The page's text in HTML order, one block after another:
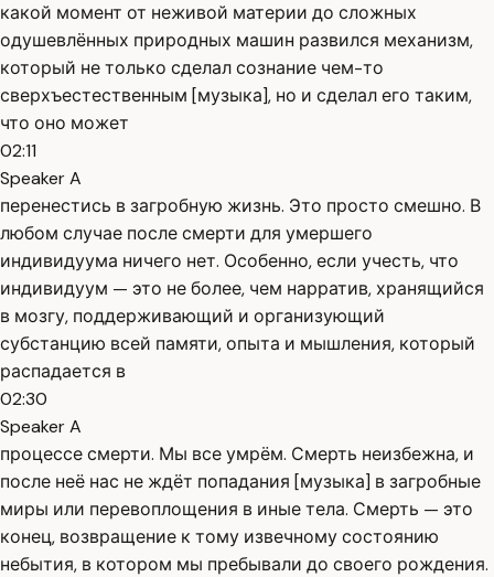
какой момент от неживой материи до сложных
одушевлённых природных машин развился механизм,
который не только сделал сознание чем-то
сверхъестественным [музыка], но и сделал его таким,
что оно может
02:11
Speaker A
перенестись в загробную жизнь. Это просто смешно. В
любом случае после смерти для умершего
индивидуума ничего нет. Особенно, если учесть, что
индивидуум — это не более, чем нарратив, хранящийся
в мозгу, поддерживающий и организующий
субстанцию всей памяти, опыта и мышления, который
распадается в
02:30
Speaker A
процессе смерти. Мы все умрём. Смерть неизбежна, и
после неё нас не ждёт попадания [музыка] в загробные
миры или перевоплощения в иные тела. Смерть — это
конец, возвращение к тому извечному состоянию
небытия, в котором мы пребывали до своего рождения.